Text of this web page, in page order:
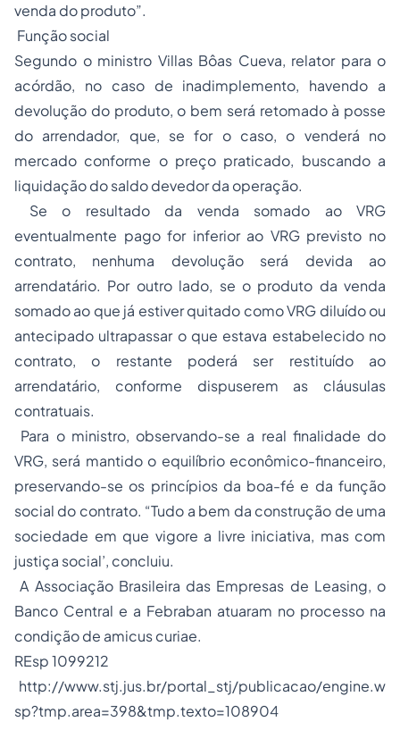
venda do produto”.
Função social
Segundo o ministro Villas Bôas Cueva, relator para o
acórdão, no caso de inadimplemento, havendo a
devolução do produto, o bem será retomado à posse
do arrendador, que, se for o caso, o venderá no
mercado conforme o preço praticado, buscando a
liquidação do saldo devedor da operação.
Se o resultado da venda somado ao VRG
eventualmente pago for inferior ao VRG previsto no
contrato, nenhuma devolução será devida ao
arrendatário. Por outro lado, se o produto da venda
somado ao que já estiver quitado como VRG diluído ou
antecipado ultrapassar o que estava estabelecido no
contrato, o restante poderá ser restituído ao
arrendatário, conforme dispuserem as cláusulas
contratuais.
Para o ministro, observando-se a real finalidade do
VRG, será mantido o equilíbrio econômico-financeiro,
preservando-se os princípios da boa-fé e da função
social do contrato. “Tudo a bem da construção de uma
sociedade em que vigore a livre iniciativa, mas com
justiça social’, concluiu.
A Associação Brasileira das Empresas de Leasing, o
Banco Central e a Febraban atuaram no processo na
condição de amicus curiae.
REsp 1099212
http://www.stj.jus.br/portal_stj/publicacao/engine.w
sp?tmp.area=398&tmp.texto=108904